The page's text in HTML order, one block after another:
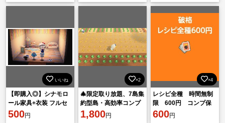
いいね
【即購入◎】シナモロ
ール家具+衣装 フルセ
ット13点
500円
×2
🎄限定取り放題、7島集
約型島・高効率コンプ
リートする！
1,800円
×4
レシピ全種 時間無制
限 600円 コンプ保
証
600円